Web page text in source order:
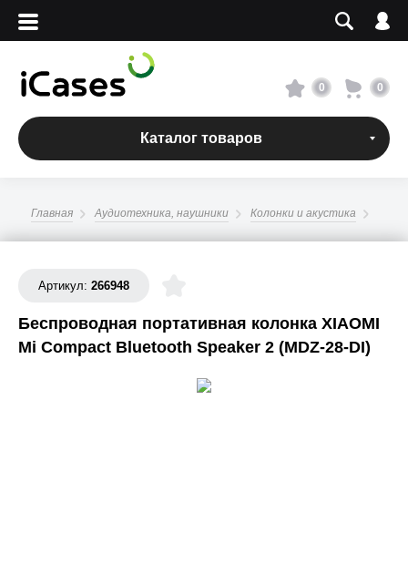
Вход
Сервисный центр
О магазине
Вакансии
+7 495 960-31-54
0 0
Каталог товаров
Главная Аудиотехника, наушники Колонки и акустика
Артикул: 266948
Беспроводная портативная колонка XIAOMI
Mi Compact Bluetooth Speaker 2 (MDZ-28-DI)